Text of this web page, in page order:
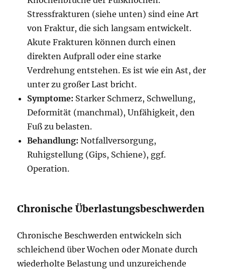
Stressfrakturen (siehe unten) sind eine Art
von Fraktur, die sich langsam entwickelt.
Akute Frakturen können durch einen
direkten Aufprall oder eine starke
Verdrehung entstehen. Es ist wie ein Ast, der
unter zu großer Last bricht.
Symptome: Starker Schmerz, Schwellung,
Deformität (manchmal), Unfähigkeit, den
Fuß zu belasten.
Behandlung: Notfallversorgung,
Ruhigstellung (Gips, Schiene), ggf.
Operation.
Chronische Überlastungsbeschwerden
Chronische Beschwerden entwickeln sich
schleichend über Wochen oder Monate durch
wiederholte Belastung und unzureichende